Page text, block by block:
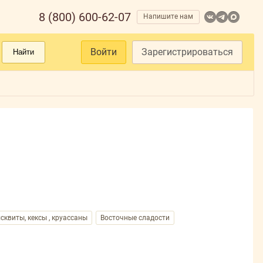
8 (800) 600-62-07 Напишите нам
Найти Войти Зарегистрироваться
кексы , круассаны Восточные сладости